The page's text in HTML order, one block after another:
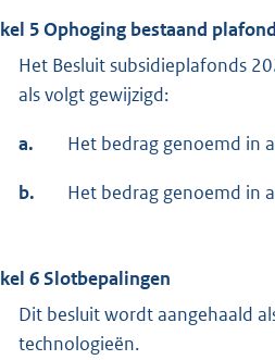
5 Ophoging bestaand
Het Besluit subsidieplafonds
als volgt gewijzigd:
a. Het bedrag genoemd in
b. Het bedrag genoemd in
6 Slotbepalingen
Dit besluit wordt aangehaald
technologieën.